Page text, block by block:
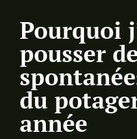
Pourquoi
pousser
du
année